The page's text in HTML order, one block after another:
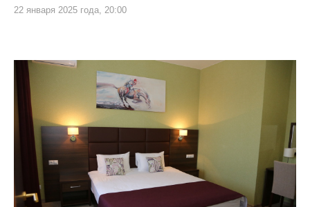
22 января 2025 года, 20:00